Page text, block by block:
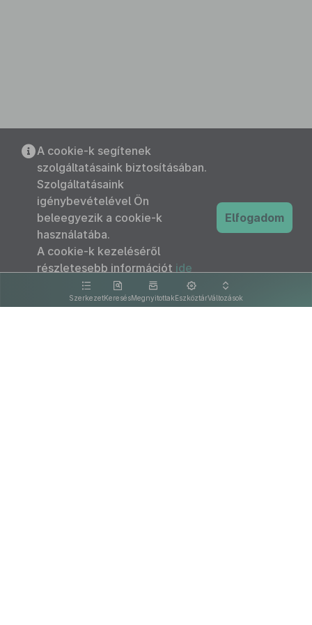
SzerkezetKeresésMegnyitottakEszköztárVáltozások
A cookie-k segítenek
szolgáltatásaink biztosításában.
Szolgáltatásaink
igénybevételével Ön
beleegyezik a cookie-k
használatába.
A cookie-k kezeléséről
részletesebb információt ide
kattintva olvashat.
Elfogadom